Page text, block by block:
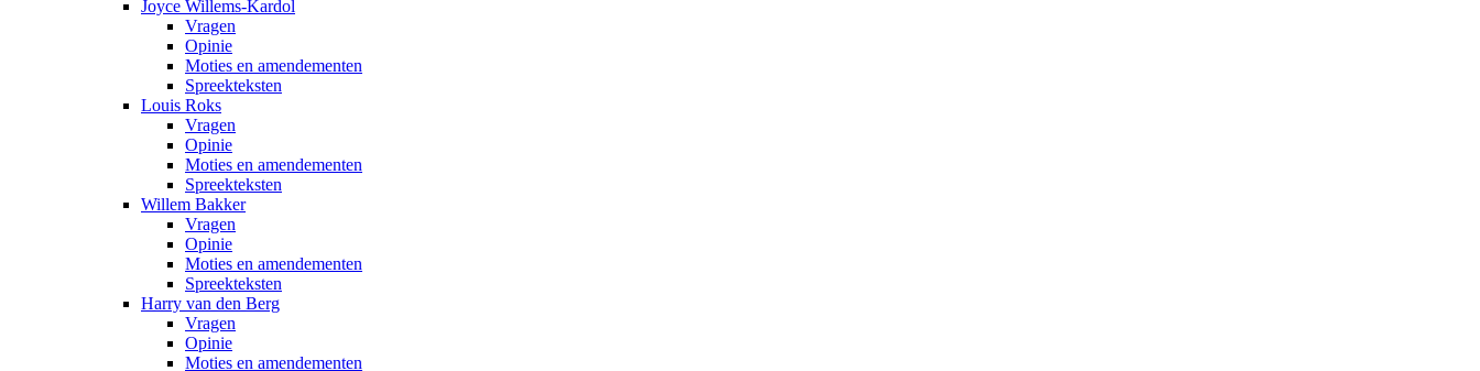
Joyce Willems-Kardol
Vragen
Opinie
Moties en amendementen
Spreekteksten
Louis Roks
Vragen
Opinie
Moties en amendementen
Spreekteksten
Willem Bakker
Vragen
Opinie
Moties en amendementen
Spreekteksten
Harry van den Berg
Vragen
Opinie
Moties en amendementen